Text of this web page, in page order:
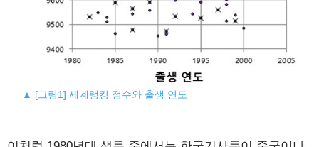
▲ [그림1] 세계랭킹 점수와 출생 연도